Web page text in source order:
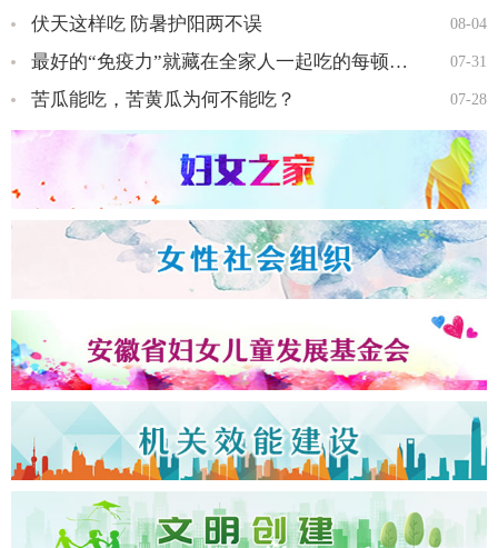
全国三八红旗手王会知…
全国三八红旗手李丹…
08-04
伏天这样吃 防暑护阳两不误
07-31
最好的“免疫力”就藏在全家人一起吃的每顿饭里…
07-28
苦瓜能吃，苦黄瓜为何不能吃？